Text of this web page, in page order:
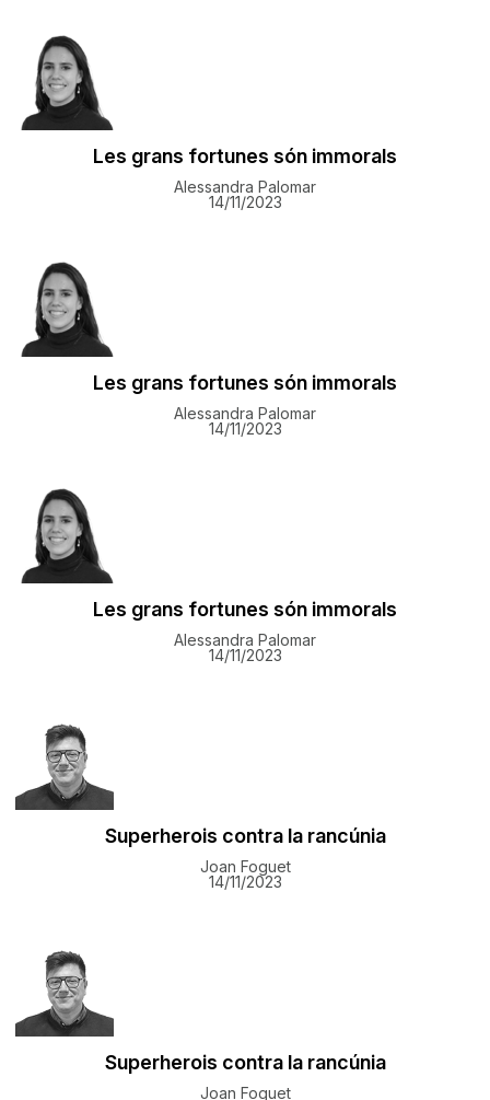
Les grans fortunes són immorals
Alessandra Palomar
14/11/2023
Les grans fortunes són immorals
Alessandra Palomar
14/11/2023
Les grans fortunes són immorals
Alessandra Palomar
14/11/2023
Superherois contra la rancúnia
Joan Foguet
14/11/2023
Superherois contra la rancúnia
Joan Foguet